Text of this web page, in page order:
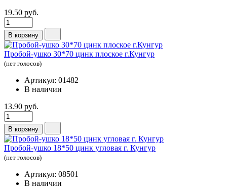
19.50 руб.
В корзину
Пробой-ушко 30*70 цинк плоское г.Кунгур
(нет голосов)
Артикул: 01482
В наличии
13.90 руб.
В корзину
Пробой-ушко 18*50 цинк угловая г. Кунгур
(нет голосов)
Артикул: 08501
В наличии